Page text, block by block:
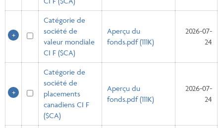
Catégorie de
société de
valeur mondiale
CI F ($CA)
Aperçu du
fonds.pdf (111K)
2026-07-
24
Catégorie de
société de
placements
canadiens CI F
($CA)
Aperçu du
fonds.pdf (111K)
2026-07-
24